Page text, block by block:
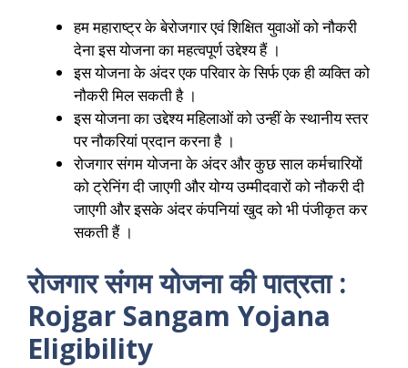
हम महाराष्ट्र के बेरोजगार एवं शिक्षित युवाओं को नौकरी
देना इस योजना का महत्वपूर्ण उद्देश्य हैं ।
इस योजना के अंदर एक परिवार के सिर्फ एक ही व्यक्ति को
नौकरी मिल सकती है ।
इस योजना का उद्देश्य महिलाओं को उन्हीं के स्थानीय स्तर
पर नौकरियां प्रदान करना है ।
रोजगार संगम योजना के अंदर और कुछ साल कर्मचारियों
को ट्रेनिंग दी जाएगी और योग्य उम्मीदवारों को नौकरी दी
जाएगी और इसके अंदर कंपनियां खुद को भी पंजीकृत कर
सकती हैं ।
रोजगार संगम योजना की पात्रता :
Rojgar Sangam Yojana
Eligibility